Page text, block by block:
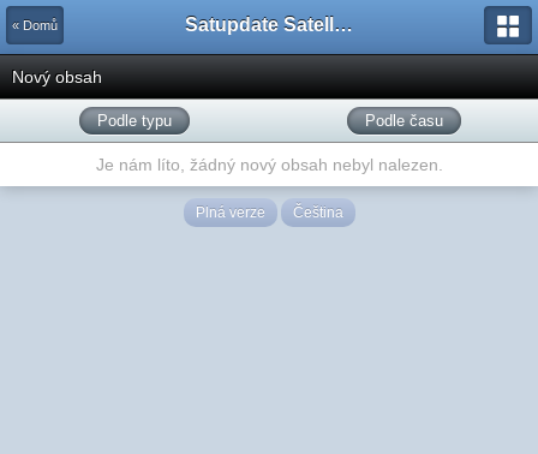
« Domů Satupdate Satellite Support Project
Nový obsah
Podle typu Podle času
Je nám líto, žádný nový obsah nebyl nalezen.
Plná verze Čeština